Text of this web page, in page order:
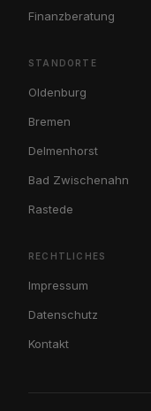
Finanzberatung
STANDORTE
Oldenburg
Bremen
Delmenhorst
Bad Zwischenahn
Rastede
RECHTLICHES
Impressum
Datenschutz
Kontakt